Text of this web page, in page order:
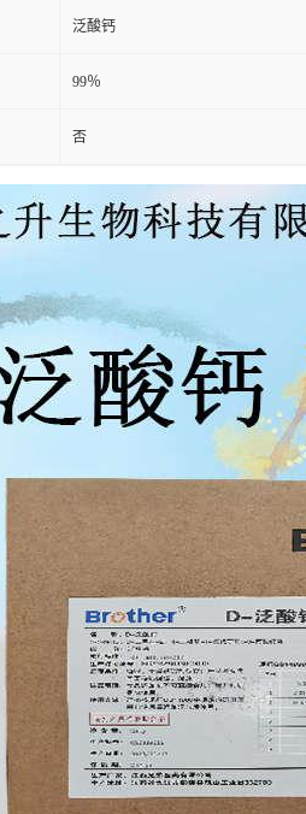
泛酸钙
99％
否